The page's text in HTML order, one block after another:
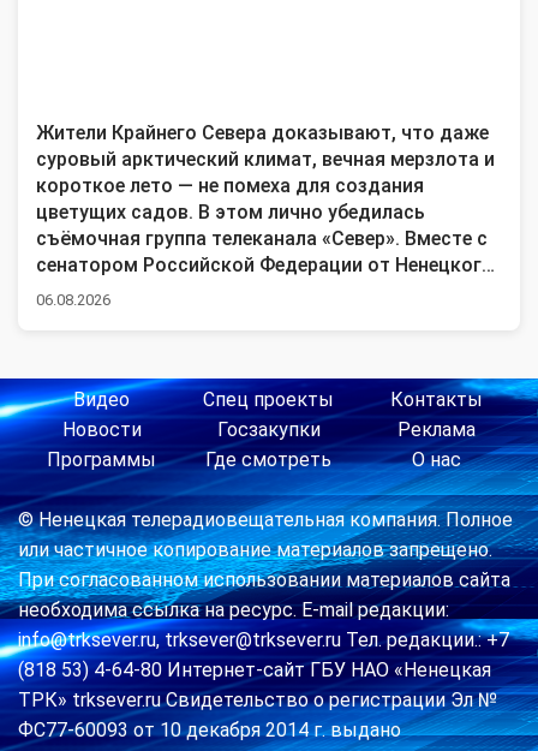
Жители Крайнего Севера доказывают, что даже
суровый арктический климат, вечная мерзлота и
короткое лето — не помеха для создания
цветущих садов. В этом лично убедилась
съёмочная группа телеканала «Север». Вместе с
сенатором Российской Федерации от Ненецкого
округа Денисом Гусевым и председателем ТОС
территории и участвуют в окружном конкурсе
«Зелёный двор». Героями этого выпуска стали
увлечённые садоводы из посёлка Хонгурей.
06.08.2026
Видео
Новости
Программы
Спец проекты
Госзакупки
Где смотреть
Контакты
Реклама
О нас
© Ненецкая телерадиовещательная компания. Полное
или частичное копирование материалов запрещено.
При согласованном использовании материалов сайта
необходима ссылка на ресурс. E-mail редакции:
info@trksever.ru, trksever@trksever.ru Тел. редакции.: +7
(818 53) 4-64-80 Интернет-сайт ГБУ НАО «Ненецкая
ТРК» trksever.ru Свидетельство о регистрации Эл №
ФС77-60093 от 10 декабря 2014 г. выдано